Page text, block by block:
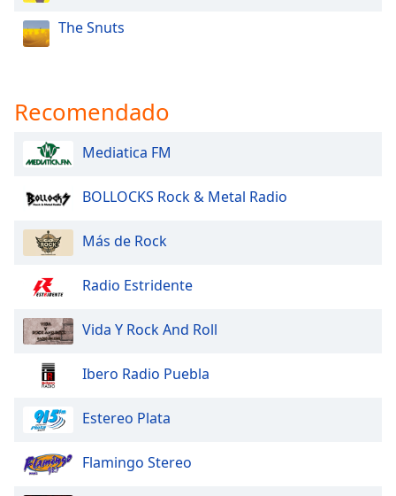
The Snuts
Recomendado
Mediatica FM
BOLLOCKS Rock & Metal Radio
Más de Rock
Radio Estridente
Vida Y Rock And Roll
Ibero Radio Puebla
Estereo Plata
Flamingo Stereo